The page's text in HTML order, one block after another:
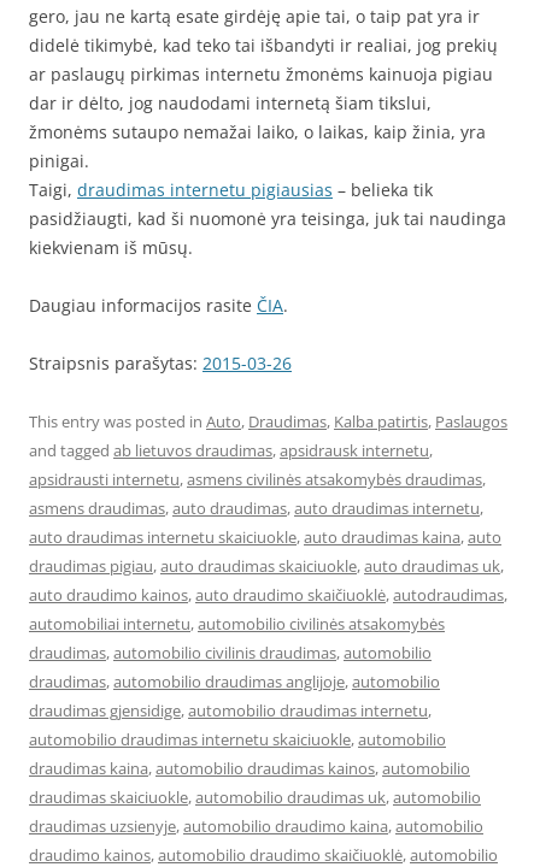
gero, jau ne kartą esate girdėję apie tai, o taip pat yra ir
didelė tikimybė, kad teko tai išbandyti ir realiai, jog prekių
ar paslaugų pirkimas internetu žmonėms kainuoja pigiau
dar ir dėlto, jog naudodami internetą šiam tikslui,
žmonėms sutaupo nemažai laiko, o laikas, kaip žinia, yra
pinigai.
Taigi, draudimas internetu pigiausias – belieka tik
pasidžiaugti, kad ši nuomonė yra teisinga, juk tai naudinga
kiekvienam iš mūsų.
Daugiau informacijos rasite ČIA.
Straipsnis parašytas: 2015-03-26
This entry was posted in Auto, Draudimas, Kalba patirtis, Paslaugos
and tagged ab lietuvos draudimas,apsidrausk internetu,
apsidrausti internetu,asmens civilinės atsakomybės draudimas,
asmens draudimas,auto draudimas,auto draudimas internetu,
auto draudimas internetu skaiciuokle,auto draudimas kaina,auto
draudimas pigiau,auto draudimas skaiciuokle,auto draudimas uk,
auto draudimo kainos,auto draudimo skaičiuoklė,autodraudimas,
automobiliai internetu,automobilio civilinės atsakomybės
draudimas,automobilio civilinis draudimas,automobilio
draudimas,automobilio draudimas anglijoje,automobilio
draudimas gjensidige,automobilio draudimas internetu,
automobilio draudimas internetu skaiciuokle,automobilio
draudimas kaina,automobilio draudimas kainos,automobilio
draudimas skaiciuokle,automobilio draudimas uk,automobilio
draudimas uzsienyje,automobilio draudimo kaina,automobilio
draudimo kainos,automobilio draudimo skaičiuoklė,automobilio